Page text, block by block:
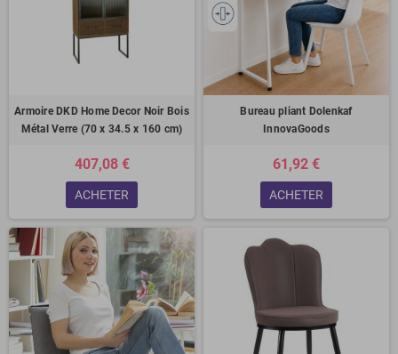
Armoire DKD Home Decor Noir Bois
Métal Verre (70 x 34.5 x 160 cm)
407,08 €
ACHETER
Bureau pliant Dolenkaf
InnovaGoods
61,92 €
ACHETER